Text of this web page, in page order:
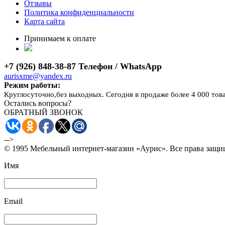
Отзывы
Политика конфиденциальности
Карта сайта
Принимаем к оплате
+7 (926) 848-38-87 Телефон / WhatsApp
aurisxme@yandex.ru
Режим работы:
Круглосуточно,без выходных. Сегодня в продаже более 4 000
Остались вопросы?
ОБРАТНЫЙ ЗВОНОК
-->
© 1995 Мебельный интернет-магазин «Аурис». Все права
Имя
Email